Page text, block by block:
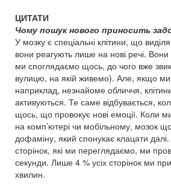
ЦИТАТИ
Чому пошук нового приносить
У мозку є спеціальні клітини, що
вони реагують лише на нові речі.
ми споглядаємо щось, до чого вже
вулицю, на якій живемо). Але, якщо
наприклад, незнайоме обличчя,
активуються. Те саме відбувається,
щось, що провокує нові емоції. Коли
на комп’ютері чи мобільному, мозок
дофаміну, який спонукає клацати
сторінок, які ми переглядаємо, ми
секунди. Лише 4 % усіх сторінок ми
хвилин.